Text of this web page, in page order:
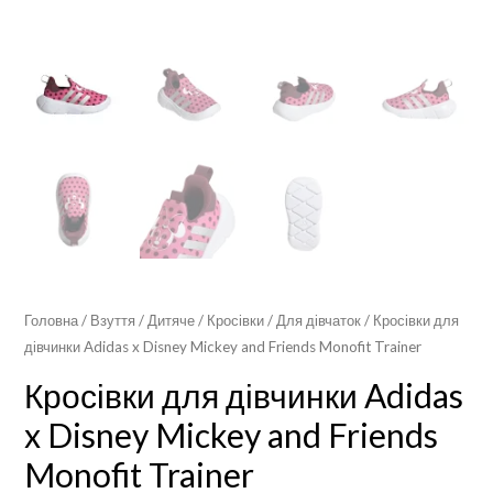
Головна/ Взуття / Дитяче/ Кросівки/ Для дівчаток/ Кросівки для
дівчинки Adidas x Disney Mickey and Friends Monofit Trainer
Кросівки для дівчинки Adidas
x Disney Mickey and Friends
Monofit Trainer